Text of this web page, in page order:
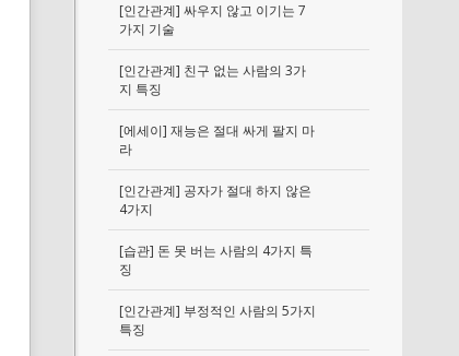
[인간관계] 싸우지 않고 이기는 7
가지 기술
[인간관계] 친구 없는 사람의 3가
지 특징
[에세이] 재능은 절대 싸게 팔지 마
라
[인간관계] 공자가 절대 하지 않은
4가지
[습관] 돈 못 버는 사람의 4가지 특
징
[인간관계] 부정적인 사람의 5가지
특징